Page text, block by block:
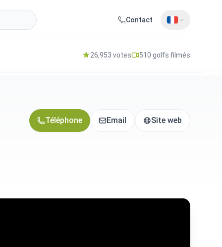
Contact
26,953 votes 510 golfs filmés
Téléphone Email Site web